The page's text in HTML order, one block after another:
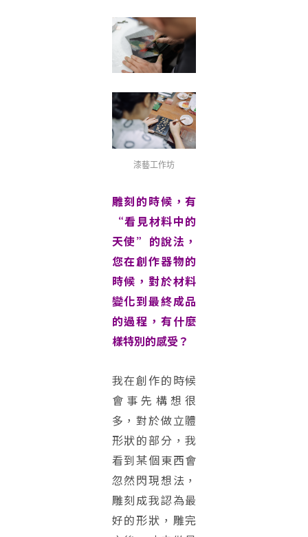
漆藝工作坊
雕刻的時候，有
“看見材料中的
天使”的說法，
您在創作器物的
時候，對於材料
變化到最終成品
的過程，有什麼
樣特別的感受？
我在創作的時候
會事先構想很
多，對於做立體
形狀的部分，我
看到某個東西會
忽然閃現想法，
雕刻成我認為最
好的形狀，雕完